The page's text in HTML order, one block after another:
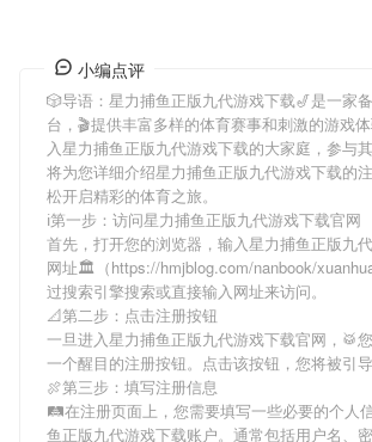
小编点评
🎲导语： 星力捕鱼正版九代游戏下载🎷是一家
台，🎬提供丰富多样的体育赛事和刺激的游戏
入星力捕鱼正版九代游戏下载的大家庭，参与
将为您详细介绍星力捕鱼正版九代游戏下载的
松开启精彩的体育之旅。
ℹ第一步：访问星力捕鱼正版九代游戏下载官网
首先，打开您的浏览器，输入星力捕鱼正版九
网址🏛（https://hmjblog.com/nanbook/
过搜索引擎搜索或直接输入网址来访问。
📐第二步：点击注册按钮
一旦进入星力捕鱼正版九代游戏下载官网，🥁
一个醒目的注册按钮。点击该按钮，您将被引导
🍖第三步：填写注册信息
🛤在注册页面上，您需要填写一些必要的个人
鱼正版九代游戏下载账户。通常包括用户名、